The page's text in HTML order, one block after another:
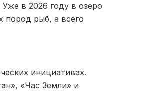
Уже в 2026 году в озеро
пород рыб, а всего
инициативах.
«Час Земли» и